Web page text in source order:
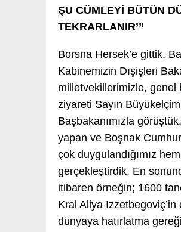
ŞU CÜMLEYİ BÜTÜN
TEKRARLANIR’”
Borsna Hersek’e gittik.
Kabinemizin Dışişleri
milletvekillerimizle, genel
ziyareti Sayın
Başbakanımızla
yapan ve Boşnak
çok duygulandığımız
gerçekleştirdik. En
itibaren örneğin; 1600
Kral Aliya
dünyaya hatırlatma